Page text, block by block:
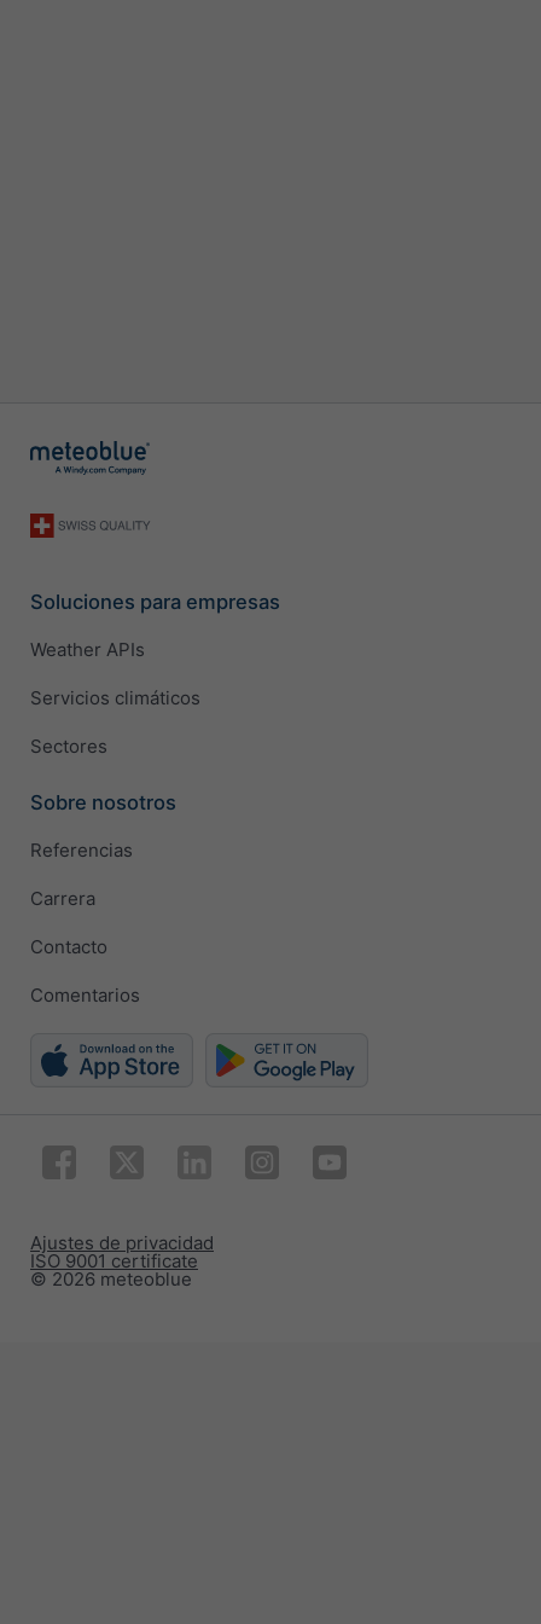
Soluciones para empresas
Weather APIs
Servicios climáticos
Sectores
Sobre nosotros
Referencias
Carrera
Contacto
Comentarios
© 2026 meteoblue
ISO 9001 certificate
Ajustes de privacidad